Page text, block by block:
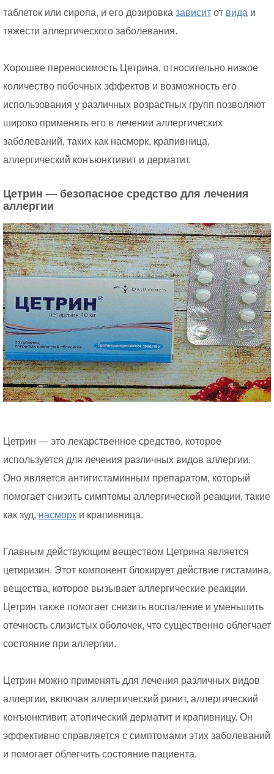
таблеток или сиропа, и его дозировка зависит от вида и
тяжести аллергического заболевания.
Хорошее переносимость Цетрина, относительно низкое
количество побочных эффектов и возможность его
использования у различных возрастных групп позволяют
широко применять его в лечении аллергических
заболеваний, таких как насморк, крапивница,
аллергический конъюнктивит и дерматит.
Цетрин — безопасное средство для лечения
аллергии
Цетрин — это лекарственное средство, которое
используется для лечения различных видов аллергии.
Оно является антигистаминным препаратом, который
помогает снизить симптомы аллергической реакции, такие
как зуд, насморк и крапивница.
Главным действующим веществом Цетрина является
цетиризин. Этот компонент блокирует действие гистамина,
вещества, которое вызывает аллергические реакции.
Цетрин также помогает снизить воспаление и уменьшить
отечность слизистых оболочек, что существенно облегчает
состояние при аллергии.
Цетрин можно применять для лечения различных видов
аллергии, включая аллергический ринит, аллергический
конъюнктивит, атопический дерматит и крапивницу. Он
эффективно справляется с симптомами этих заболеваний
и помогает облегчить состояние пациента.